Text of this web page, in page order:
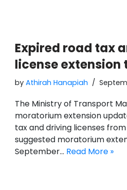
Expired road tax
license extension
by Athirah Hanapiah
The Ministry of Transport
moratorium extension
tax and driving licenses
suggested moratorium
September… Read More »